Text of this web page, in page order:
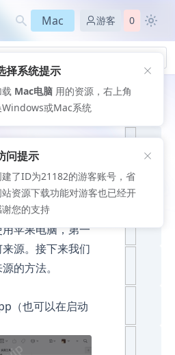
Mac 游客 0
何来
生态，默认不允
。但是对使用者
苹果电脑，第一
源。接下来我们
的方法。
（也可以在启动
推荐文
择系统提示
Mac电脑 用的资源，右上角
Windows或Mac系统
问提示
了ID为21182的游客账号，省
站资源下载功能对游客也已经开
您的支持